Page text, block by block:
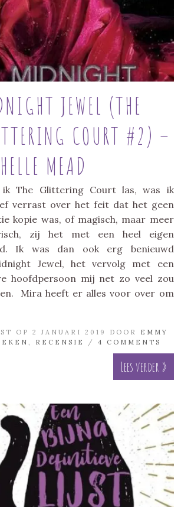
JEWEL (THE
COURT #2) –
MEAD
ik The Glittering Court las, was ik
verrast over het feit dat het geen
kopie was, of magisch, maar meer
zij het met een heel eigen
Ik was dan ook erg benieuwd
Jewel, het vervolg met een
hoofdpersoon mij net zo veel zou
Mira heeft er alles voor over om
OP 2 JANUARI 2019 DOOR EMMY
, RECENSIE / 4 COMMENTS
Lees verder »